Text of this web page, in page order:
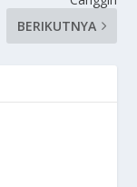
BERIKUTNYA